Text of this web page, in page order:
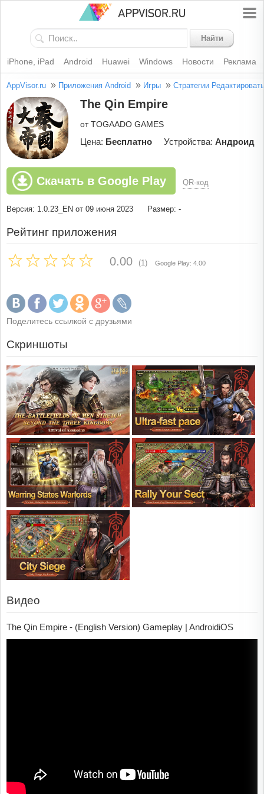
Найти
iPhone, iPad Android Huawei Windows Новости Реклама
AppVisor.ru » Приложения Android » Игры » Стратегии Редактировать
The Qin Empire
от TOGAADO GAMES
Цена: Бесплатно Устройства: Андроид
Скачать в Google Play QR-код
Версия: 1.0.23_EN от 09 июня 2023 Размер: -
Рейтинг приложения
0.00 (1) Google Play: 4.00
Поделитесь ссылкой с друзьями
Скриншоты
Видео
The Qin Empire - (English Version) Gameplay | AndroidiOS